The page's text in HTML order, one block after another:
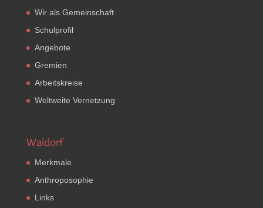
Wir als Gemeinschaft
Schulprofil
Angebote
Gremien
Arbeitskreise
Weltweite Vernetzung
Waldorf
Merkmale
Anthroposophie
Links